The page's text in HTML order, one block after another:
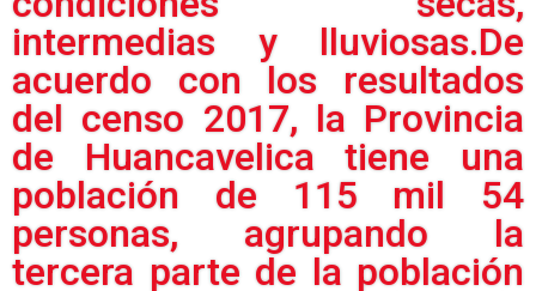
intermedias y lluviosas.De
acuerdo con los resultados
del censo 2017, la Provincia
de Huancavelica tiene una
población de 115 mil 54
personas, agrupando la
tercera parte de la población